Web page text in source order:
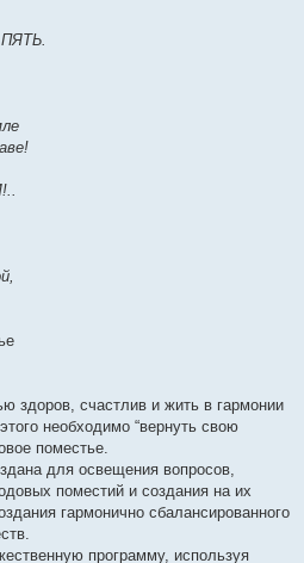
здоров, счастлив и жить в гармонии
необходимо “вернуть свою
поместье.
для освещения вопросов,
поместий и создания на их
гармонично сбалансированного
программу, используя